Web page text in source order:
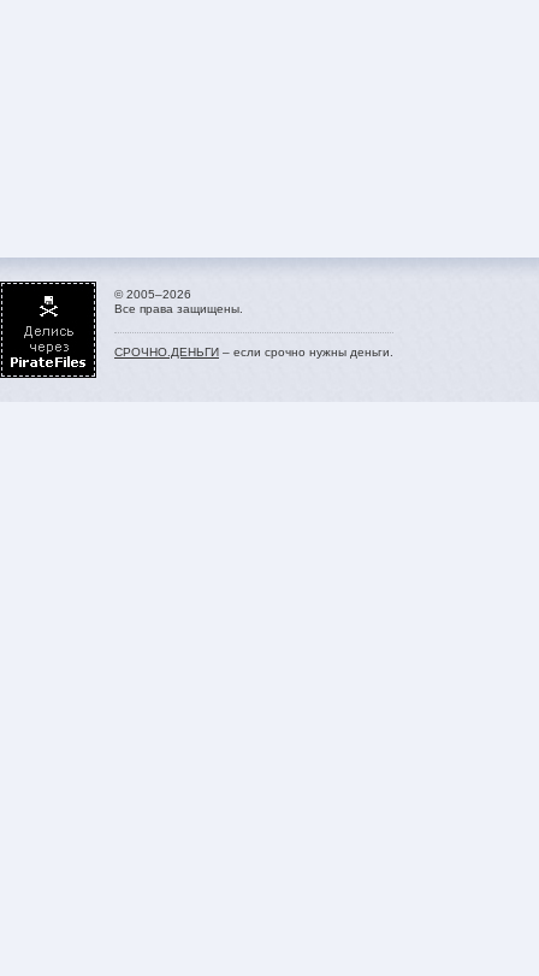
© 2005–2026
Все права защищены.
СРОЧНО.ДЕНЬГИ – если срочно нужны деньги.